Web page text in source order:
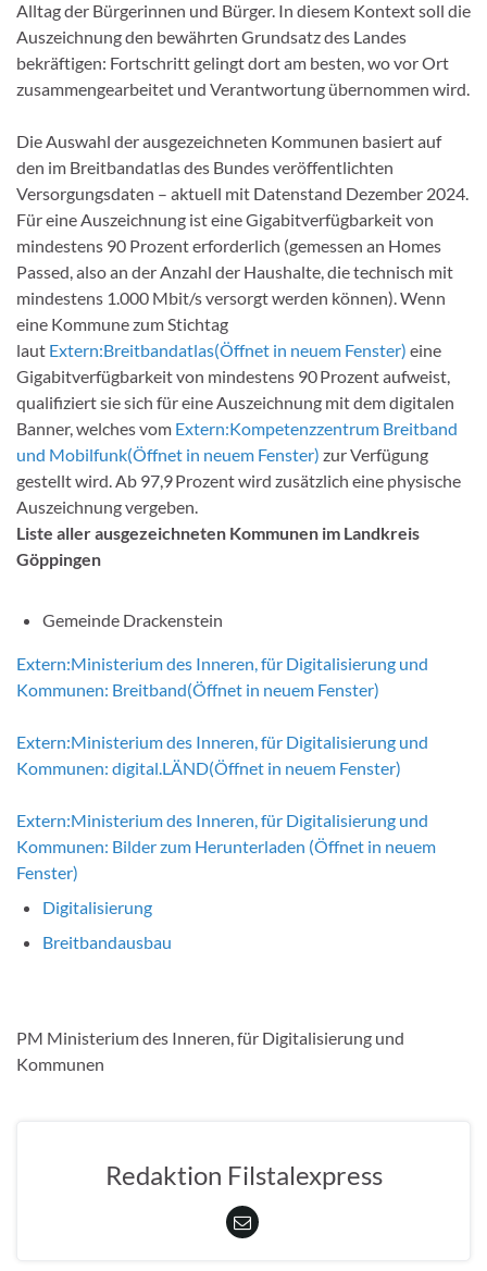
Alltag der Bürgerinnen und Bürger. In diesem Kontext soll die
Auszeichnung den bewährten Grundsatz des Landes
bekräftigen: Fortschritt gelingt dort am besten, wo vor Ort
zusammengearbeitet und Verantwortung übernommen wird.
Die Auswahl der ausgezeichneten Kommunen basiert auf
den im Breitbandatlas des Bundes veröffentlichten
Versorgungsdaten – aktuell mit Datenstand Dezember 2024.
Für eine Auszeichnung ist eine Gigabitverfügbarkeit von
mindestens 90 Prozent erforderlich (gemessen an Homes
Passed, also an der Anzahl der Haushalte, die technisch mit
mindestens 1.000 Mbit/s versorgt werden können). Wenn
eine Kommune zum Stichtag
laut Extern:Breitbandatlas(Öffnet in neuem Fenster) eine
Gigabitverfügbarkeit von mindestens 90 Prozent aufweist,
qualifiziert sie sich für eine Auszeichnung mit dem digitalen
Banner, welches vom Extern:Kompetenzzentrum Breitband
und Mobilfunk(Öffnet in neuem Fenster) zur Verfügung
gestellt wird. Ab 97,9 Prozent wird zusätzlich eine physische
Auszeichnung vergeben.
Liste aller ausgezeichneten Kommunen im Landkreis
Göppingen
Gemeinde Drackenstein
Extern:Ministerium des Inneren, für Digitalisierung und
Kommunen: Breitband(Öffnet in neuem Fenster)
Extern:Ministerium des Inneren, für Digitalisierung und
Kommunen: digital.LÄND(Öffnet in neuem Fenster)
Extern:Ministerium des Inneren, für Digitalisierung und
Kommunen: Bilder zum Herunterladen (Öffnet in neuem
Fenster)
Digitalisierung
Breitbandausbau
PM Ministerium des Inneren, für Digitalisierung und
Kommunen
Redaktion Filstalexpress